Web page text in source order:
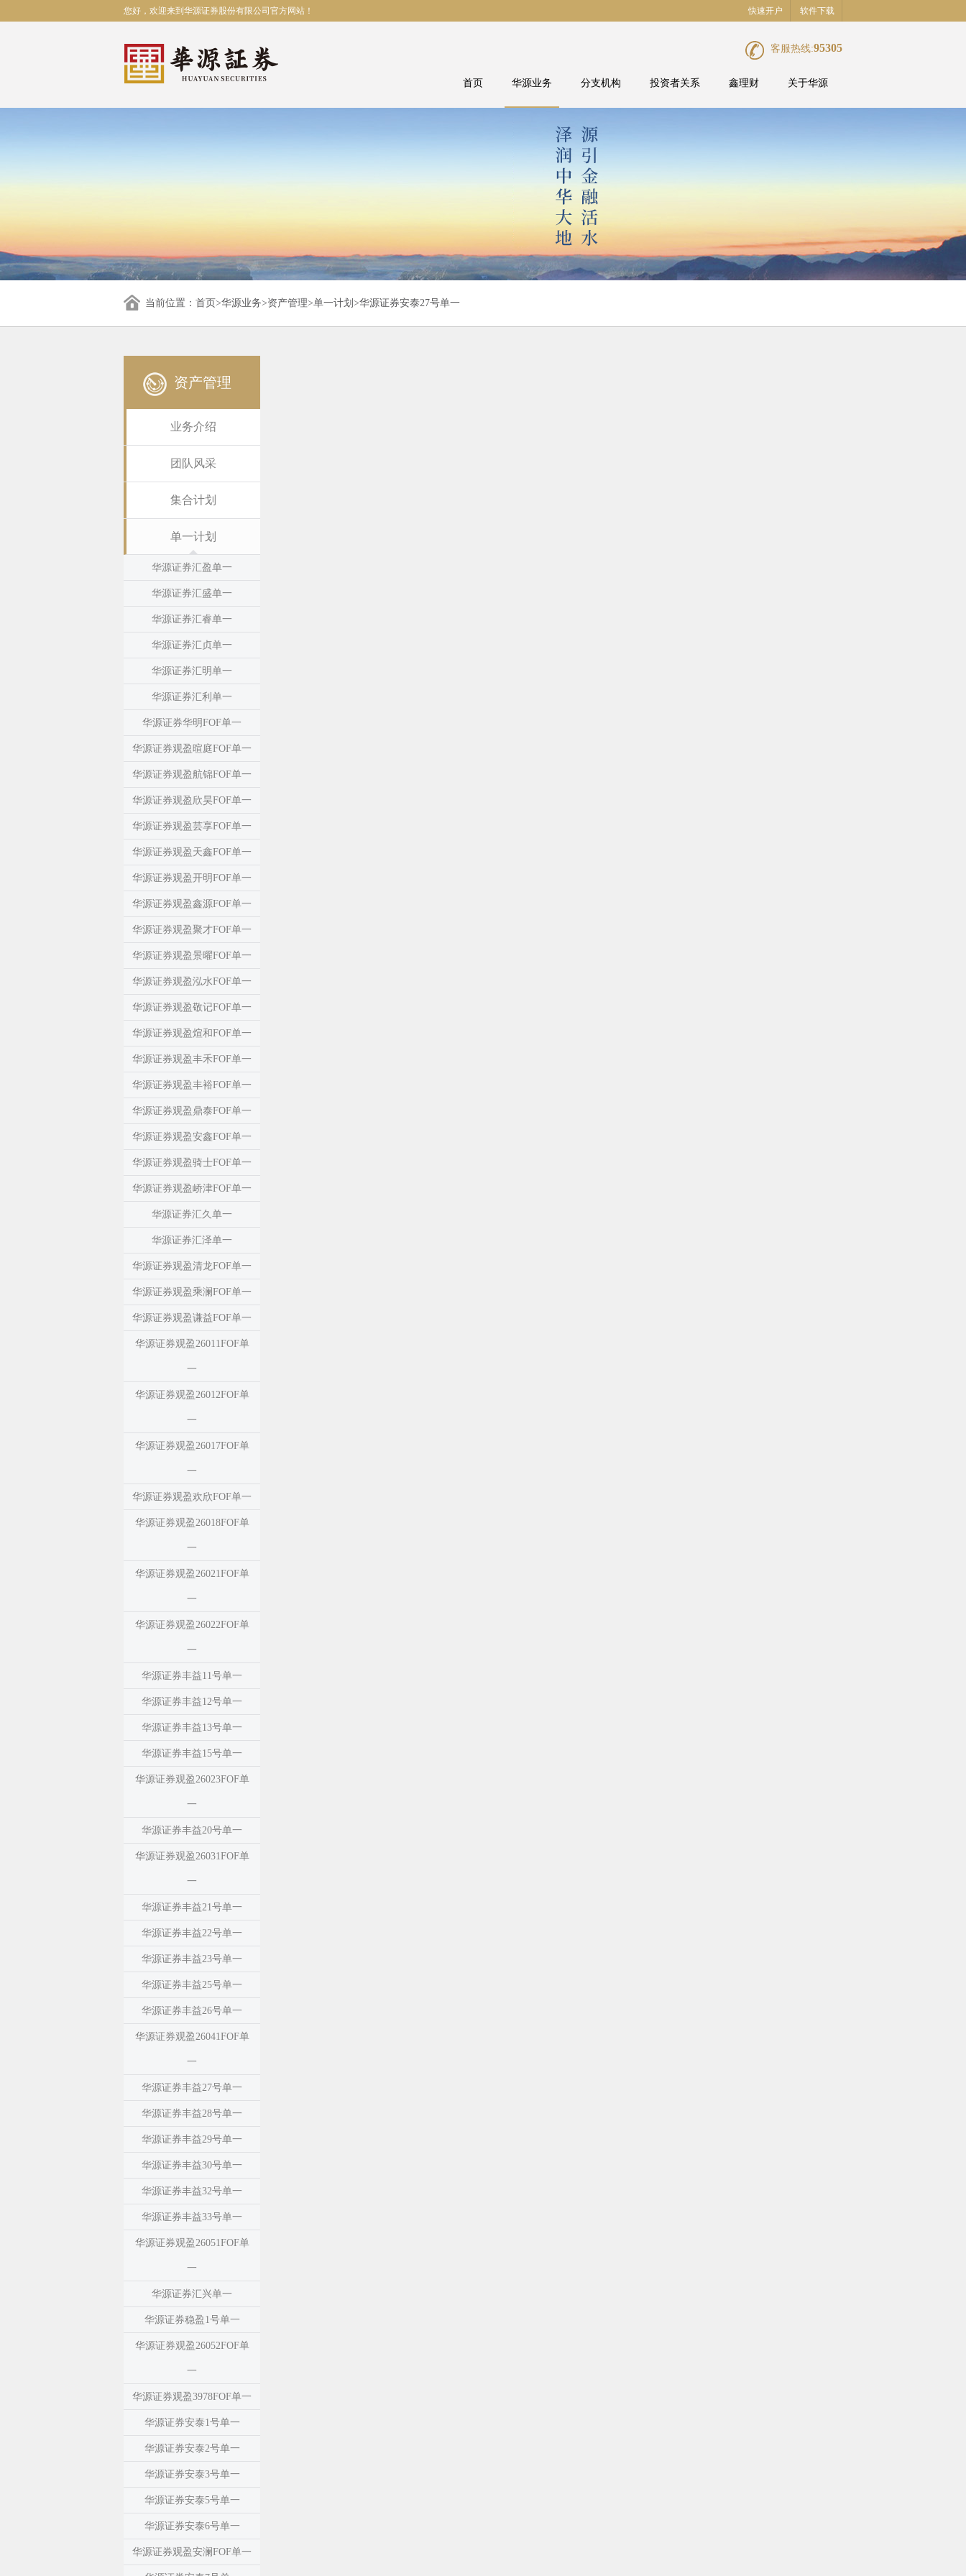
您好，欢迎来到华源证券股份有限公司官方网站！ 快速开户 软件下载
客服热线:95305
首页 华源业务 分支机构 投资者关系 鑫理财 关于华源
当前位置： 首页>华源业务>资产管理>单一计划 >华源证券安泰27号单一
资产管理
业务介绍
团队风采
集合计划
单一计划
华源证券汇盈单一
华源证券汇盛单一
华源证券汇睿单一
华源证券汇贞单一
华源证券汇明单一
华源证券汇利单一
华源证券华明FOF单一
华源证券观盈暄庭FOF单一
华源证券观盈航锦FOF单一
华源证券观盈欣昊FOF单一
华源证券观盈芸享FOF单一
华源证券观盈天鑫FOF单一
华源证券观盈开明FOF单一
华源证券观盈鑫源FOF单一
华源证券观盈聚才FOF单一
华源证券观盈景曜FOF单一
华源证券观盈泓水FOF单一
华源证券观盈敬记FOF单一
华源证券观盈煊和FOF单一
华源证券观盈丰禾FOF单一
华源证券观盈丰裕FOF单一
华源证券观盈鼎泰FOF单一
华源证券观盈安鑫FOF单一
华源证券观盈骑士FOF单一
华源证券观盈峤津FOF单一
华源证券汇久单一
华源证券汇泽单一
华源证券观盈清龙FOF单一
华源证券观盈乘澜FOF单一
华源证券观盈谦益FOF单一
华源证券观盈26011FOF单
一
华源证券观盈26012FOF单
一
华源证券观盈26017FOF单
一
华源证券观盈欢欣FOF单一
华源证券观盈26018FOF单
一
华源证券观盈26021FOF单
一
华源证券观盈26022FOF单
一
华源证券丰益11号单一
华源证券丰益12号单一
华源证券丰益13号单一
华源证券丰益15号单一
华源证券观盈26023FOF单
一
华源证券丰益20号单一
华源证券观盈26031FOF单
一
华源证券丰益21号单一
华源证券丰益22号单一
华源证券丰益23号单一
华源证券丰益25号单一
华源证券丰益26号单一
华源证券观盈26041FOF单
一
华源证券丰益27号单一
华源证券丰益28号单一
华源证券丰益29号单一
华源证券丰益30号单一
华源证券丰益32号单一
华源证券丰益33号单一
华源证券观盈26051FOF单
一
华源证券汇兴单一
华源证券稳盈1号单一
华源证券观盈26052FOF单
一
华源证券观盈3978FOF单一
华源证券安泰1号单一
华源证券安泰2号单一
华源证券安泰3号单一
华源证券安泰5号单一
华源证券安泰6号单一
华源证券观盈安澜FOF单一